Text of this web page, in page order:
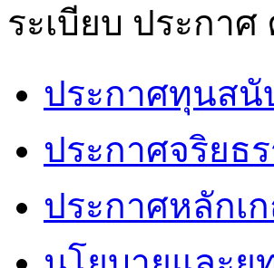
ระเบียบ ประกาศ
ประกาศทุนสนั
ประกาศจริยธ
ประกาศหลักเ